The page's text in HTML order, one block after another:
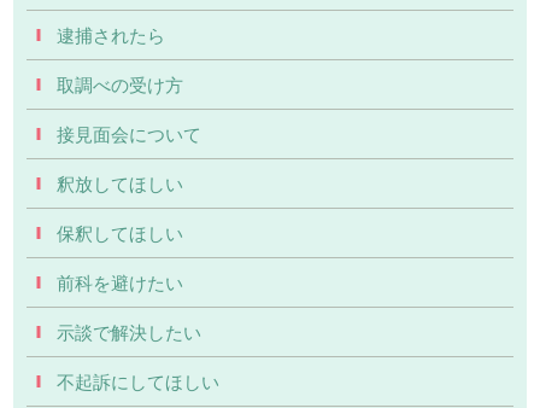
逮捕されたら
取調べの受け方
接見面会について
釈放してほしい
保釈してほしい
前科を避けたい
示談で解決したい
不起訴にしてほしい